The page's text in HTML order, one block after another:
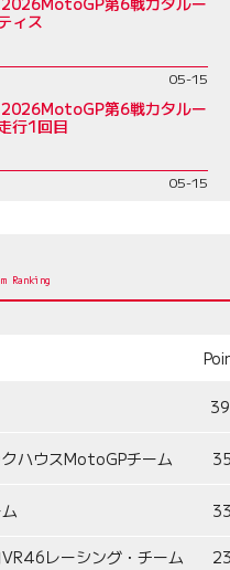
ィス
05-15
2026MotoGP第6戦カタルー
行1回目
05-15
Ranking
ハウスMotoGPチーム
レーシング・チーム